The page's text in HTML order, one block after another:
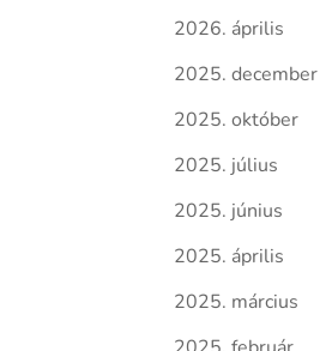
2026. április
2025. december
2025. október
2025. július
2025. június
2025. április
2025. március